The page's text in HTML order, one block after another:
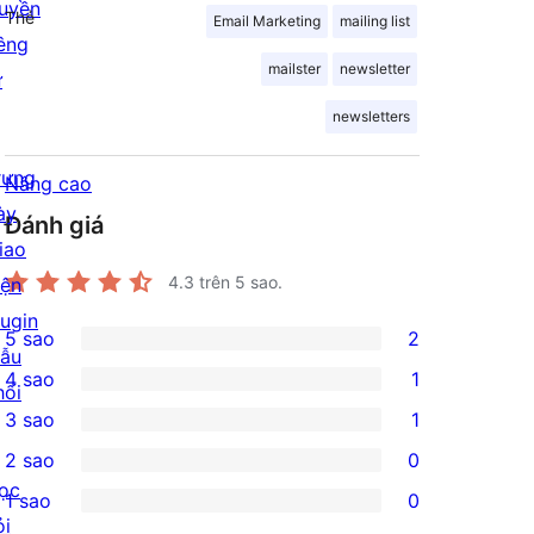
Thẻ Email Marketing mailing list
mailster newsletter
newsletters
Nâng cao
Đánh giá
4.3 trên 5 sao.
2
5-
star
reviews
5 sao 2
1
4-
star
review
4 sao 1
1
3-
star
3 sao 1
2-
2 sao 0
0
1 sao 0